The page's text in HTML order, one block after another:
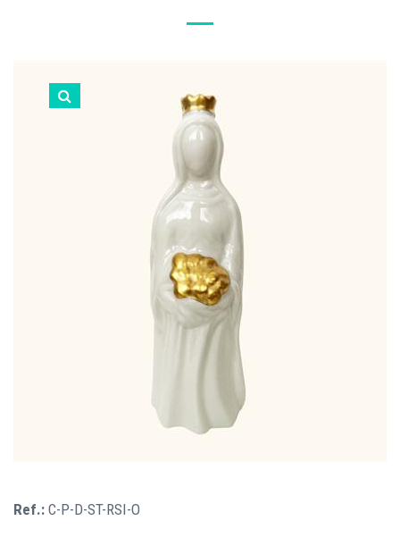
Ref.: C-P-D-ST-RSI-O